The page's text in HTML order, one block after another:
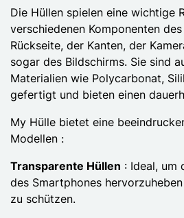
Die Hüllen spielen eine wichtige
verschiedenen Komponenten des
Rückseite, der Kanten, der
sogar des Bildschirms. Sie sind
Materialien wie Polycarbonat,
gefertigt und bieten einen
My Hülle bietet eine
Modellen :
Transparente Hüllen : Ideal, um
des Smartphones
zu schützen.